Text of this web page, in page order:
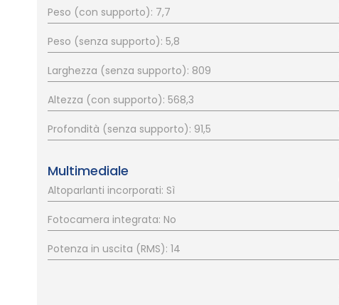
Peso (con supporto): 7,7
Peso (senza supporto): 5,8
Larghezza (senza supporto): 809
Altezza (con supporto): 568,3
Profondità (senza supporto): 91,5
Multimediale
Altoparlanti incorporati: Sì
Fotocamera integrata: No
Potenza in uscita (RMS): 14